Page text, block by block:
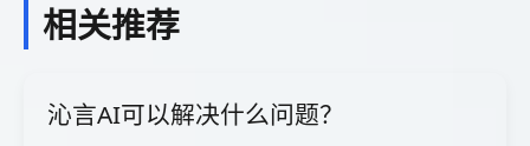
相关推荐
沁言AI可以解决什么问题？